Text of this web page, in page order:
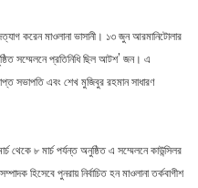
করেন মাওলানা ভাসানী। ১৩ জুন আরমানিটোলার
সম্মেলনে প্রতিনিধি ছিল আটশ’ জন। এ
সভাপতি এবং শেখ মুজিবুর রহমান সাধারণ
থেকে ৮ মার্চ পর্যন্ত অনুষ্ঠিত এ সম্মেলনে কাউন্সিলর
হিসেবে পুনরায় নির্বাচিত হন মাওলানা তর্কবাগীশ